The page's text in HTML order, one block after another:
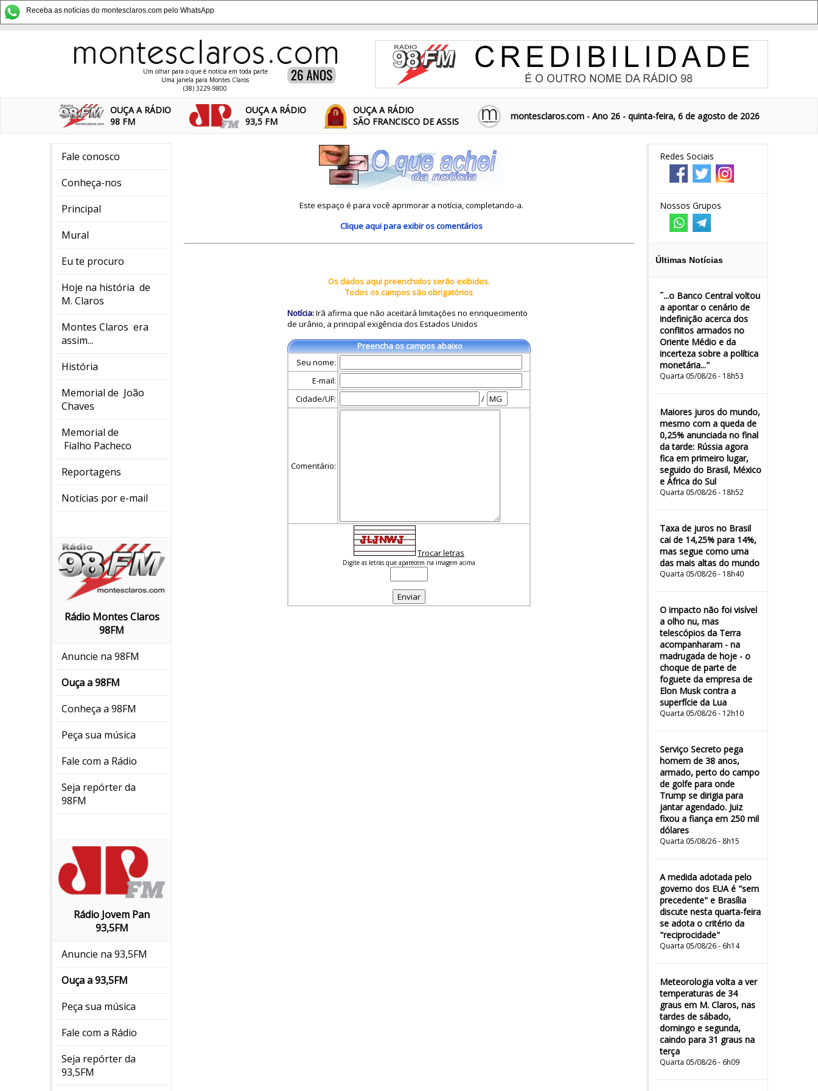
Receba as notícias do montesclaros.com pelo WhatsApp
Um olhar para o que é notícia em toda parte
Uma janela para Montes Claros
(38) 3229-9800
OUÇA A RÁDIO
98 FM
OUÇA A RÁDIO
93,5 FM
OUÇA A RÁDIO
SÃO FRANCISCO DE ASSIS
montesclaros.com - Ano 26 - quinta-feira, 6 de agosto de 2026
Fale conosco
Conheça-nos
Principal
Mural
Eu te procuro
Hoje na história de
M. Claros
Montes Claros era
assim...
História
Memorial de João
Chaves
Memorial de
Fialho Pacheco
Reportagens
Notícias por e-mail
Rádio Montes Claros
98FM
Anuncie na 98FM
Ouça a 98FM
Conheça a 98FM
Peça sua música
Fale com a Rádio
Seja repórter da
98FM
Rádio Jovem Pan
93,5FM
Anuncie na 93,5FM
Ouça a 93,5FM
Peça sua música
Fale com a Rádio
Seja repórter da
93,5FM
Redes Sociais
Nossos Grupos
Últimas Notícias
˜...o Banco Central voltou
a apontar o cenário de
indefinição acerca dos
conflitos armados no
Oriente Médio e da
incerteza sobre a política
monetária..."
Quarta 05/08/26 - 18h53
Maiores juros do mundo,
mesmo com a queda de
0,25% anunciada no final
da tarde: Rússia agora
fica em primeiro lugar,
seguido do Brasil, México
e África do Sul
Quarta 05/08/26 - 18h52
Taxa de juros no Brasil
cai de 14,25% para 14%,
mas segue como uma
das mais altas do mundo
Quarta 05/08/26 - 18h40
O impacto não foi visível
a olho nu, mas
telescópios da Terra
acompanharam - na
madrugada de hoje - o
choque de parte de
foguete da empresa de
Elon Musk contra a
superfície da Lua
Quarta 05/08/26 - 12h10
Serviço Secreto pega
homem de 38 anos,
armado, perto do campo
de golfe para onde
Trump se dirigia para
jantar agendado. Juiz
fixou a fiança em 250 mil
dólares
Quarta 05/08/26 - 8h15
A medida adotada pelo
governo dos EUA é "sem
precedente" e Brasília
discute nesta quarta-feira
se adota o critério da
"reciprocidade"
Quarta 05/08/26 - 6h14
Meteorologia volta a ver
temperaturas de 34
graus em M. Claros, nas
tardes de sábado,
domingo e segunda,
caindo para 31 graus na
terça
Quarta 05/08/26 - 6h09
Este espaço é para você aprimorar a notícia, completando-a.
Clique aquipara exibir os comentários
Os dados aqui preenchidos serão exibidos.
Todos os campos são obrigatórios
Notícia:Irã afirma que não aceitará limitações no enriquecimento
de urânio, a principal exigência dos Estados Unidos
Preencha os campos abaixo
Seu nome:
E-mail:
Cidade/UF:
/
Comentário:
Trocar letras
Digite as letras que aparecem na imagem acima